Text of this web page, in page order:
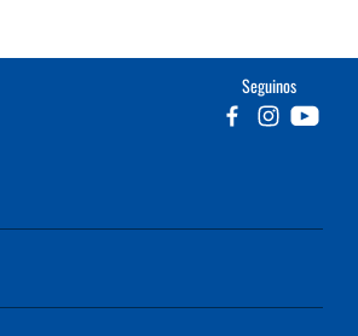
Seguinos